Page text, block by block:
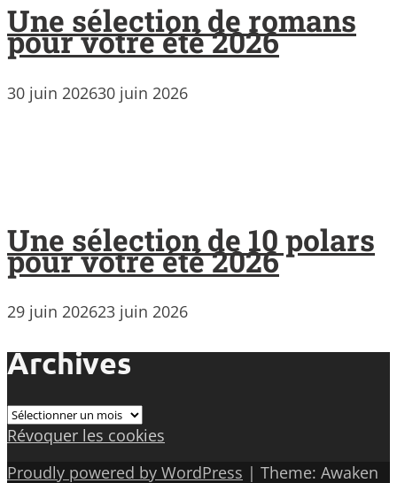
Une sélection de romans
pour votre été 2026
30 juin 202630 juin 2026
Une sélection de 10 polars
pour votre été 2026
29 juin 202623 juin 2026
Archives
Archives
Révoquer les cookies
Proudly powered by WordPress | Theme: Awaken